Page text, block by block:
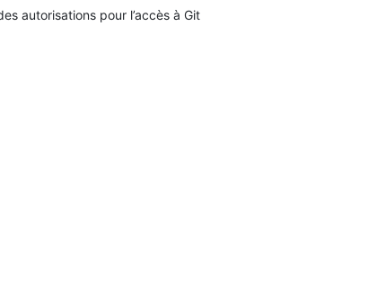
autorisations pour l’accès à Git